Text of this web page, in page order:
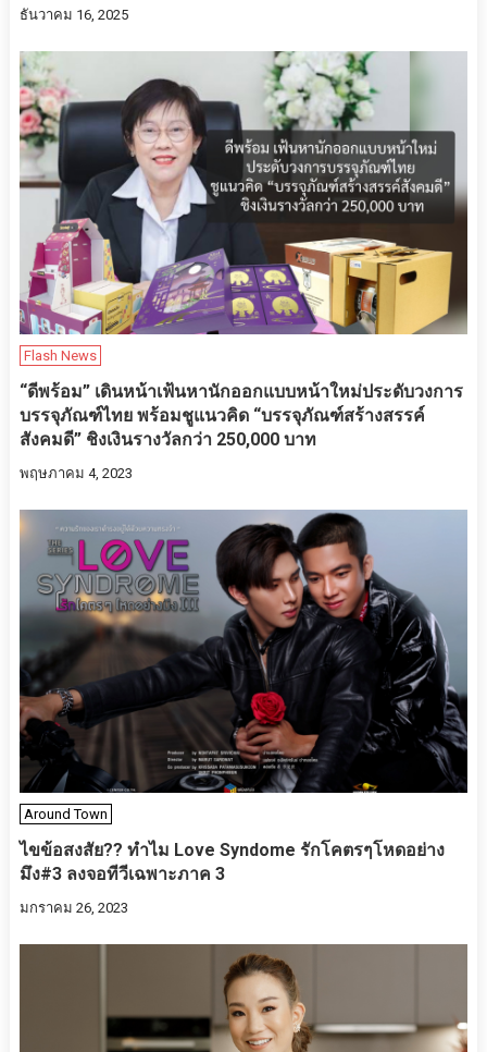
ธันวาคม 16, 2025
Flash News
“ดีพร้อม” เดินหน้าเฟ้นหานักออกแบบหน้าใหม่ประดับวงการ
บรรจุภัณฑ์ไทย พร้อมชูแนวคิด “บรรจุภัณฑ์สร้างสรรค์
สังคมดี” ชิงเงินรางวัลกว่า 250,000 บาท
พฤษภาคม 4, 2023
Around Town
ไขข้อสงสัย?? ทำไม Love Syndome รักโคตรๆโหดอย่าง
มึง#3 ลงจอทีวีเฉพาะภาค 3
มกราคม 26, 2023